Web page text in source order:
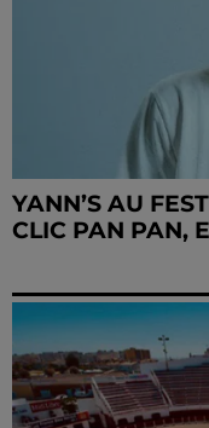
YANN’S AU
CLIC PAN PAN,